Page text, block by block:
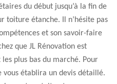
du début jusqu’à la fin de
toiture étanche. Il n’hésite pas
et son savoir-faire
que JL Rénovation est
plus bas du marché. Pour
vous établira un devis détaillé.